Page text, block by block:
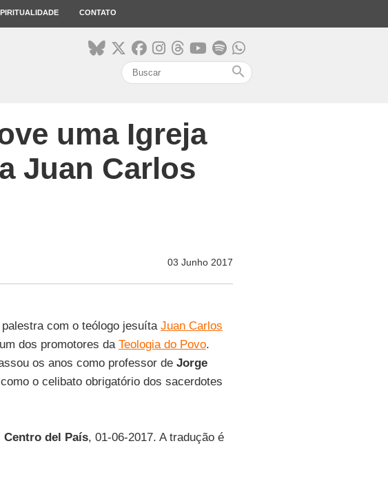
CONTATO
search
uma Igreja
Juan Carlos
03 Junho 2017
com o teólogo jesuíta Juan Carlos
dos promotores da Teologia do Povo.
os anos como professor de Jorge
o celibato obrigatório dos sacerdotes
Centro del País, 01-06-2017. A tradução é